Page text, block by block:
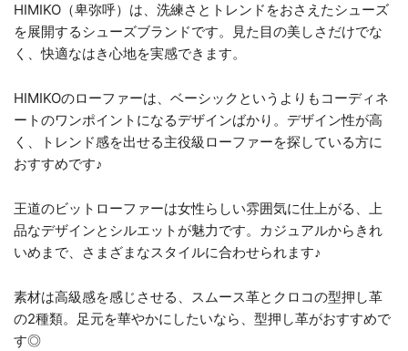
HIMIKO（卑弥呼）は、洗練さとトレンドをおさえたシューズ
を展開するシューズブランドです。見た目の美しさだけでな
く、快適なはき心地を実感できます。
HIMIKOのローファーは、ベーシックというよりもコーディネ
ートのワンポイントになるデザインばかり。デザイン性が高
く、トレンド感を出せる主役級ローファーを探している方に
おすすめです♪
王道のビットローファーは女性らしい雰囲気に仕上がる、上
品なデザインとシルエットが魅力です。カジュアルからきれ
いめまで、さまざまなスタイルに合わせられます♪
素材は高級感を感じさせる、スムース革とクロコの型押し革
の2種類。足元を華やかにしたいなら、型押し革がおすすめで
す◎